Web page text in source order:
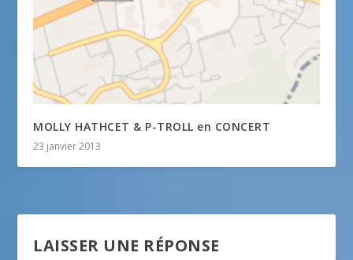
MOLLY HATHCET & P-TROLL en CONCERT
23 janvier 2013
LAISSER UNE RÉPONSE